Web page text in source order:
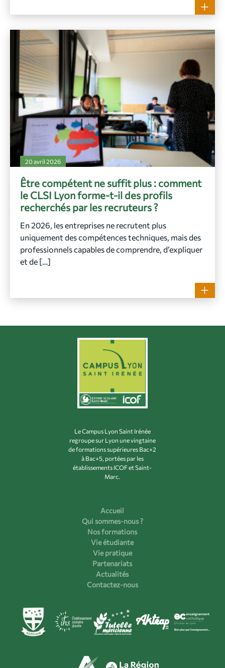
20 avril 2026
Être compétent ne suffit plus : comment
le CLSI Lyon forme-t-il des profils
recherchés par les recruteurs ?
En 2026, les entreprises ne recrutent plus
uniquement des compétences techniques, mais des
professionnels capables de comprendre, d’expliquer
et de […]
Le Campus Lyon Saint Irénée
regroupe sur Lyon une vingtaine
de formations supérieures Bac+2
à Bac+5, portées par les
établissements ICOF et Saint-
Marc.
Accueil
Qui sommes-nous ?
Nos formations
Vie étudiante
Vie pratique
Partenariats
Actualités
Contactez-nous